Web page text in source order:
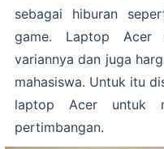
sebagai hiburan
game. Laptop Acer
variannya dan juga
mahasiswa. Untuk itu
laptop Acer untuk
pertimbangan.